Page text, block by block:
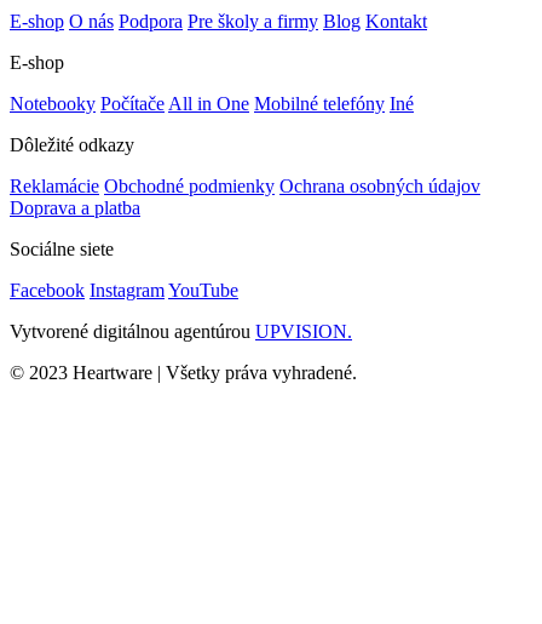
E-shop O nás Podpora Pre školy a firmy Blog Kontakt
E-shop
Notebooky Počítače All in One Mobilné telefóny Iné
Dôležité odkazy
Reklamácie Obchodné podmienky Ochrana osobných údajov
Doprava a platba
Sociálne siete
Facebook InstagramYouTube
Vytvorené digitálnou agentúrou UPVISION.
© 2023 Heartware | Všetky práva vyhradené.